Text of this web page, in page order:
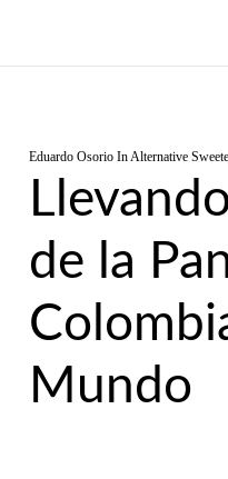
Eduardo Osorio InAlternative
de la
Mundo